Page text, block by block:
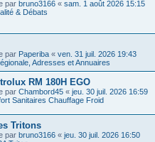
par bruno3166 « sam. 1 août 2026 15:15
& Débats
par Paperiba « ven. 31 juil. 2026 19:43
Adresses et Annuaires
RM 180H EGO
par Chambord45 « jeu. 30 juil. 2026 16:59
Sanitaires Chauffage Froid
Tritons
par bruno3166 « jeu. 30 juil. 2026 16:50